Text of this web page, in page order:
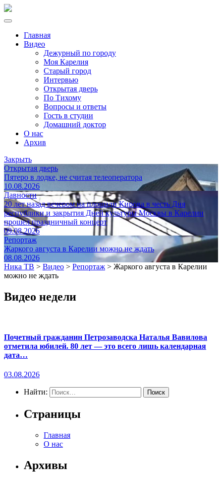
Главная
Видео
Дежурный по городу
Моя Карелия
Старый город
Интервью
Открытая дверь
По Тихому
Вопросы и ответы
Гость в студии
Домашний доктор
О нас
Архив
Закрыть
Открытая дверь
Пятеро в лодке, не считая телеоператора
10.08.2026
Давности
20 лет назад вечером на площади Кирова в честь Дня
республики и закрытия Дней культуры Москвы в Карелии
прошел праздничный концерт
09.08.2026
Репортаж
Жаркого августа в Карелии можно не ждать
08.08.2026
Ника ТВ > Видео > Репортаж > Жаркого августа в Карелии
можно не ждать
Видео недели
Почетный гражданин Петрозаводска Наталья Вавилова
отметила юбилей. 80 лет — это всего лишь календарная
дата…
03.08.2026
Найти:
Страницы
Главная
О нас
Архивы